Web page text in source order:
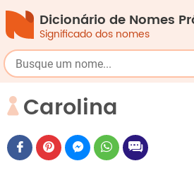
Dicionário de Nomes
Significado dos nomes
Carolina